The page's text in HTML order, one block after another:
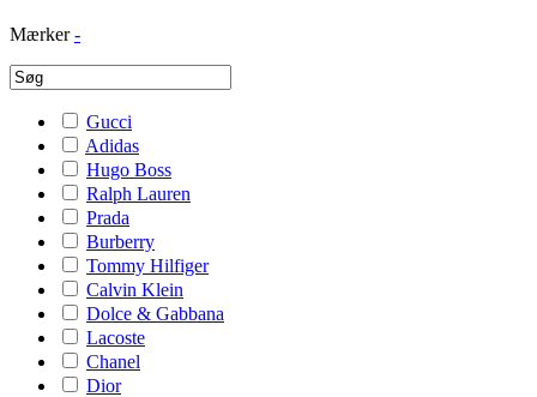
Mærker -
Gucci
Adidas
Hugo Boss
Ralph Lauren
Prada
Burberry
Tommy Hilfiger
Calvin Klein
Dolce & Gabbana
Lacoste
Chanel
Dior